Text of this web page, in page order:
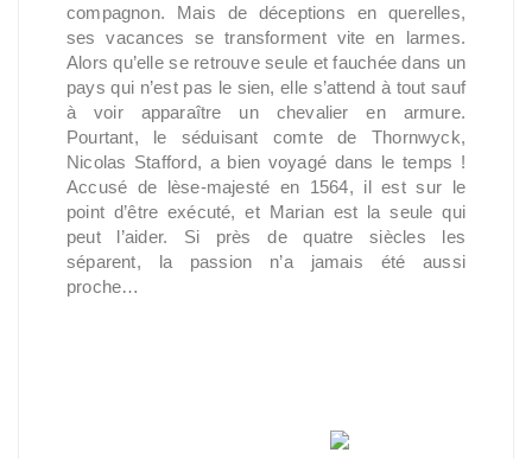
compagnon. Mais de déceptions en querelles,
ses vacances se transforment vite en larmes.
Alors qu’elle se retrouve seule et fauchée dans un
pays qui n’est pas le sien, elle s’attend à tout sauf
à voir apparaître un chevalier en armure.
Pourtant, le séduisant comte de Thornwyck,
Nicolas Stafford, a bien voyagé dans le temps !
Accusé de lèse-majesté en 1564, il est sur le
point d’être exécuté, et Marian est la seule qui
peut l’aider. Si près de quatre siècles les
séparent, la passion n’a jamais été aussi
proche…